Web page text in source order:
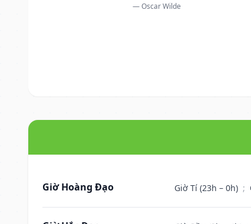
— Oscar Wilde
Giờ Hoàng Đạo Giờ Tí (23h – 0h) ;